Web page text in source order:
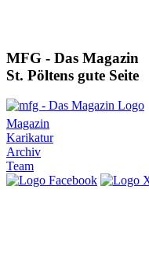
MFG - Das Magazin
St. Pöltens gute Seite
Magazin
Karikatur
Archiv
Team